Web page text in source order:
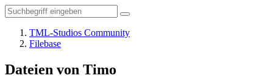
TML-Studios Community
Filebase
Dateien von Timo